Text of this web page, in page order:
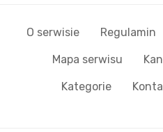
O serwisie Regulamin
Mapa serwisu
Kategorie